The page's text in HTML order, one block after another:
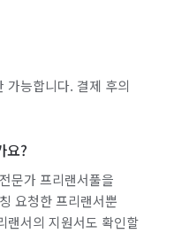
가능합니다. 결제 후의
요?
문가 프리랜서풀을
요청한 프리랜서뿐
랜서의 지원서도 확인할